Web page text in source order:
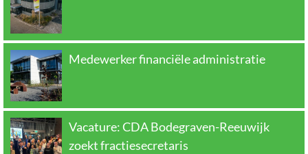
Medewerker financiële administratie
Vacature: CDA Bodegraven-Reeuwijk
zoekt fractiesecretaris